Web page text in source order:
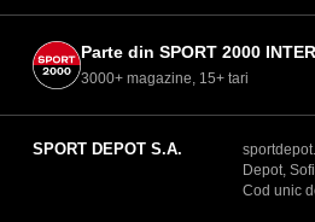
Parte din SPORT 2000
3000+ magazine, 15+ tari
SPORT DEPOT S.A.
Depot,
Cod unic